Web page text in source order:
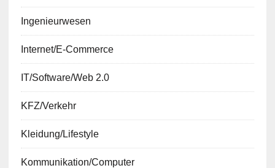
Ingenieurwesen
Internet/E-Commerce
IT/Software/Web 2.0
KFZ/Verkehr
Kleidung/Lifestyle
Kommunikation/Computer